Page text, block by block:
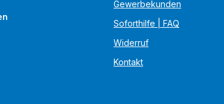
Gewerbekunden
Soforthilfe | FAQ
Widerruf
Kontakt